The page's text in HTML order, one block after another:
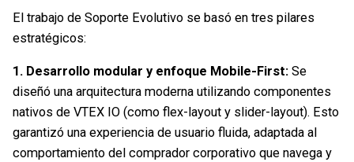
El trabajo de Soporte Evolutivo se basó en tres pilares
estratégicos:
1. Desarrollo modular y enfoque Mobile-First: Se
diseñó una arquitectura moderna utilizando componentes
nativos de VTEX IO (como flex-layout y slider-layout). Esto
garantizó una experiencia de usuario fluida, adaptada al
comportamiento del comprador corporativo que navega y